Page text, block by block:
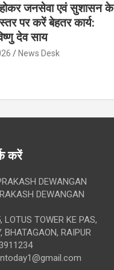
होकर जनसेवा एवं सुशासन के
पर करें बेहतर कार्य:
देव साय
News Desk
करें
DEWANGAN
DEWANGAN
LOTUS TOWER KE PAS,
BHATAGAON, RAIPUR